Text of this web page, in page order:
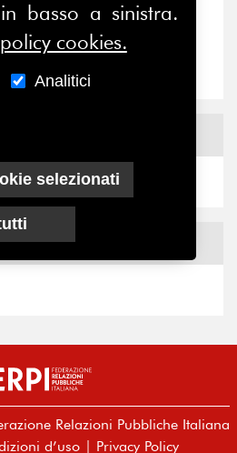
dopo la
la...
NewsX
Relazioni Pubbliche Italiana
d’uso| Privacy Policy
basso a sinistra.
cookies.
Analitici
selezionati